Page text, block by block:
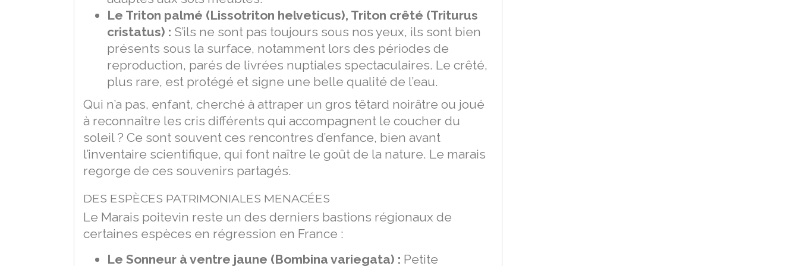
Le Triton palmé (Lissotriton helveticus), Triton crêté (Triturus
cristatus) : S’ils ne sont pas toujours sous nos yeux, ils sont bien
présents sous la surface, notamment lors des périodes de
reproduction, parés de livrées nuptiales spectaculaires. Le crêté,
plus rare, est protégé et signe une belle qualité de l’eau.
Qui n’a pas, enfant, cherché à attraper un gros têtard noirâtre ou joué
à reconnaître les cris différents qui accompagnent le coucher du
soleil ? Ce sont souvent ces rencontres d’enfance, bien avant
l’inventaire scientifique, qui font naître le goût de la nature. Le marais
regorge de ces souvenirs partagés.
DES ESPÈCES PATRIMONIALES MENACÉES
Le Marais poitevin reste un des derniers bastions régionaux de
certaines espèces en régression en France :
Le Sonneur à ventre jaune (Bombina variegata) : Petite